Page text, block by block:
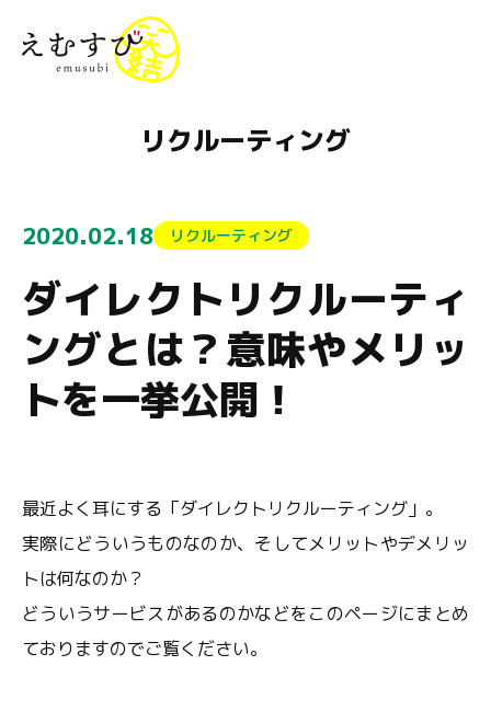
リクルーティング
2020.02.18 リクルーティング
ダイレクトリクルーティ
ングとは？意味やメリッ
トを一挙公開！
最近よく耳にする「ダイレクトリクルーティング」。
実際にどういうものなのか、そしてメリットやデメリッ
トは何なのか？
どういうサービスがあるのかなどをこのページにまとめ
ておりますのでご覧ください。